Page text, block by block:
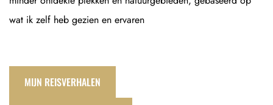
wat ik zelf heb gezien en ervaren
MIJN REISVERHALEN